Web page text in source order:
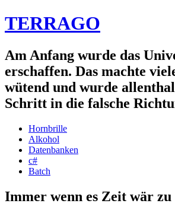
TERRAGO
Am Anfang wurde das
erschaffen. Das machte
wütend und wurde
Schritt in die falsche
Hornbrille
Alkohol
Datenbanken
c#
Batch
Immer wenn es Zeit wär zu